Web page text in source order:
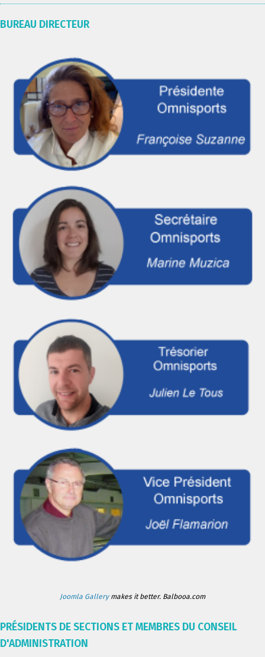
BUREAU DIRECTEUR
Joomla Gallerymakes it better. Balbooa.com
PRÉSIDENTS DE SECTIONS ET MEMBRES DU CONSEIL
D'ADMINISTRATION